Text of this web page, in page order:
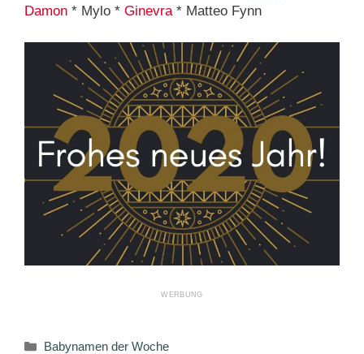
Damon * Mylo * Ginevra* Matteo Fynn
Kategorien
Babynamen der Woche